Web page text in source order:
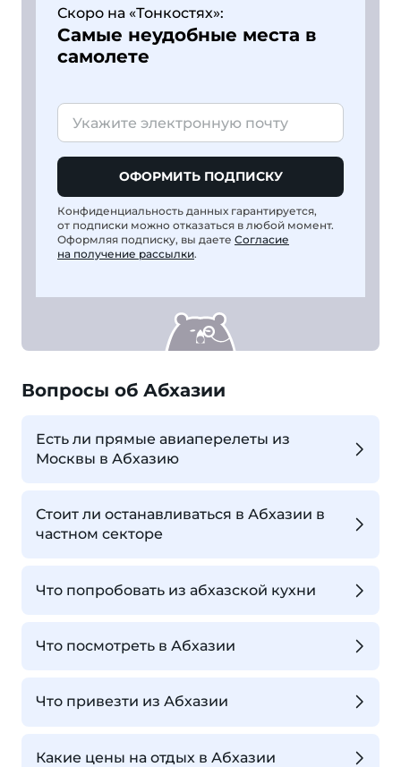
Скоро на «Тонкостях»:
Самые неудобные места в
самолете
ОФОРМИТЬ ПОДПИСКУ
Конфиденциальность данных гарантируется,
от подписки можно отказаться в любой момент.
Оформляя подписку, вы даете Согласие
на получение рассылки.
Вопросы об Абхазии
Есть ли прямые авиаперелеты из
Москвы в Абхазию
Стоит ли останавливаться в Абхазии в
частном секторе
Что попробовать из абхазской кухни
Что посмотреть в Абхазии
Что привезти из Абхазии
Какие цены на отдых в Абхазии